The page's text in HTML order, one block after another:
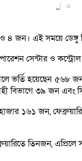
| ০
৪ জন। এই সময়ে
সেন্টার ও
ভর্তি হয়েছেন
বিভাগে ৩৯ জন এবং
১ হাজার ১৬১ জন,
তিনজন,